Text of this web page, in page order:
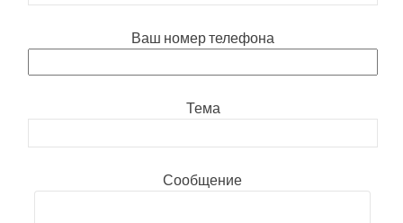
Ваш номер телефона
Тема
Сообщение